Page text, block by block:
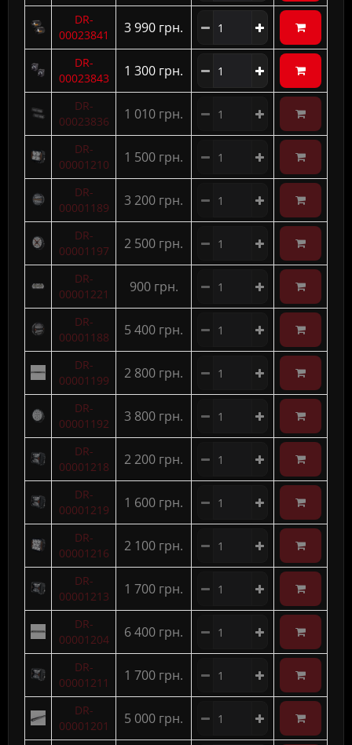
DR-
00023841
3 990 грн.
DR-
00023843
1 300 грн.
DR-
00023836
1 010 грн.
DR-
00001210
1 500 грн.
DR-
00001189
3 200 грн.
DR-
00001197
2 500 грн.
DR-
00001221
900 грн.
DR-
00001188
5 400 грн.
DR-
00001199
2 800 грн.
DR-
00001192
3 800 грн.
DR-
00001218
2 200 грн.
DR-
00001219
1 600 грн.
DR-
00001216
2 100 грн.
DR-
00001213
1 700 грн.
DR-
00001204
6 400 грн.
DR-
00001211
1 700 грн.
DR-
00001201
5 000 грн.